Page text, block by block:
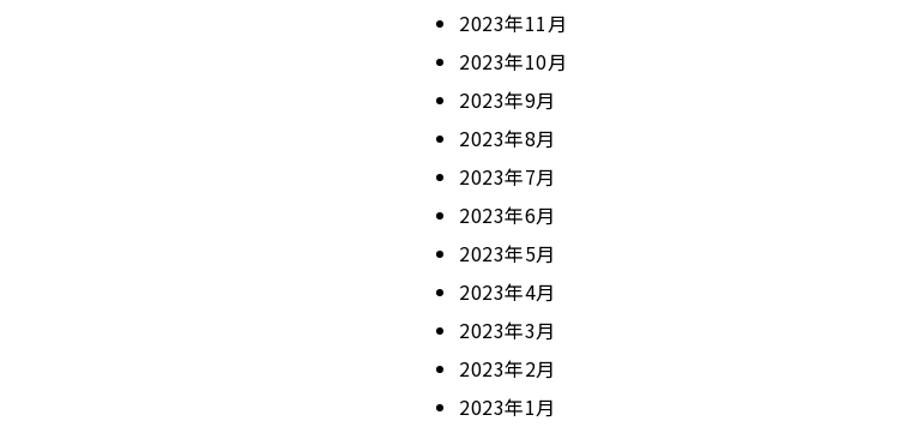
2023年11月
2023年10月
2023年9月
2023年8月
2023年7月
2023年6月
2023年5月
2023年4月
2023年3月
2023年2月
2023年1月